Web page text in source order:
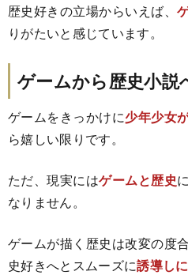
歴史好きの立場からいえば、
りがたいと感じています。
ゲームから歴史小説
ゲームをきっかけに少年少女
ら嬉しい限りです。
ただ、現実にはゲームと歴史
なりません。
ゲームが描く歴史は改変の度
史好きへとスムーズに誘導し